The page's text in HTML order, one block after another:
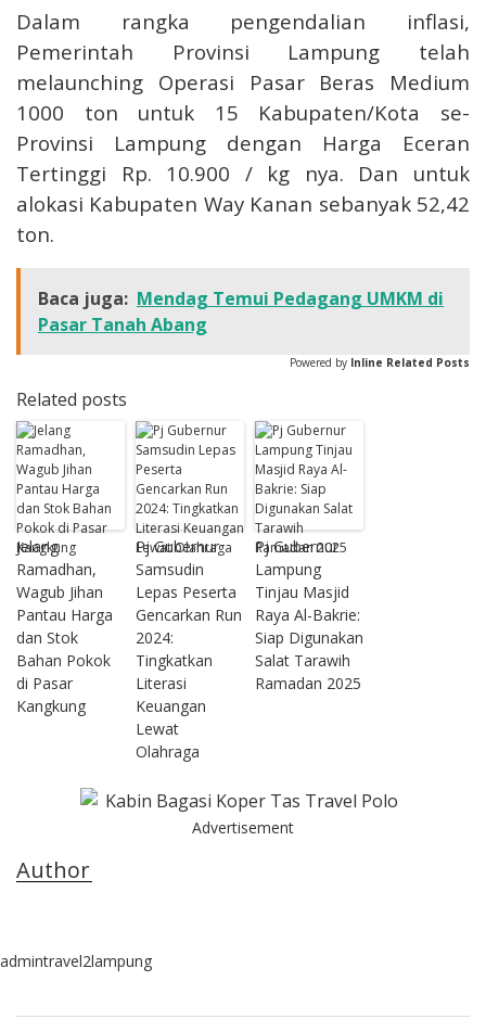
Dalam rangka pengendalian inflasi,
Pemerintah Provinsi Lampung telah
melaunching Operasi Pasar Beras Medium
1000 ton untuk 15 Kabupaten/Kota se-
Provinsi Lampung dengan Harga Eceran
Tertinggi Rp. 10.900 / kg nya. Dan untuk
alokasi Kabupaten Way Kanan sebanyak 52,42
ton.
Baca juga: Mendag Temui Pedagang UMKM di
Pasar Tanah Abang
Powered by Inline Related Posts
Related posts
Jelang
Ramadhan,
Wagub Jihan
Pantau Harga
dan Stok
Bahan Pokok
di Pasar
Kangkung
Pj Gubernur
Samsudin
Lepas Peserta
Gencarkan Run
2024:
Tingkatkan
Literasi
Keuangan
Lewat
Olahraga
Pj Gubernur
Lampung
Tinjau Masjid
Raya Al-Bakrie:
Siap Digunakan
Salat Tarawih
Ramadan 2025
Advertisement
Author
admintravel2lampung